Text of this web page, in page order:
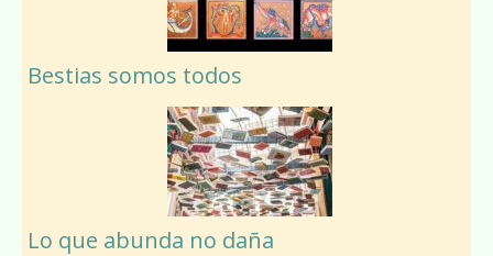
Bestias somos todos
Lo que abunda no daña